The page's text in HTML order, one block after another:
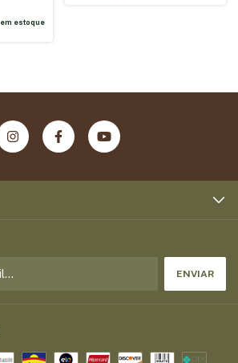
em estoque